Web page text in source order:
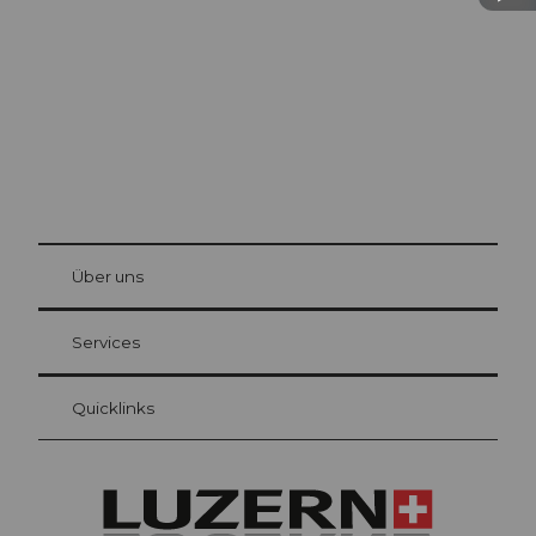
Gästekarte Luzern
Ihre Vorteile als Übernachtungsgast
at Bre
Über uns
Services
Quicklinks